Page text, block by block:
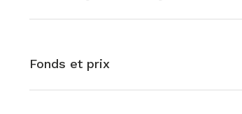
Fonds et prix